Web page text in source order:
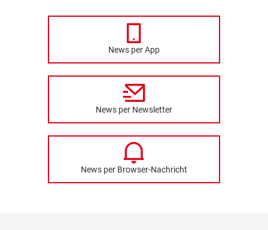
News per App
News per Newsletter
News per Browser-Nachricht